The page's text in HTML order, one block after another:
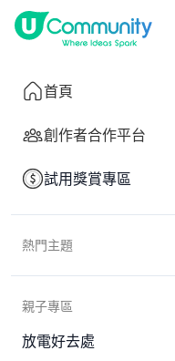
首頁
創作者合作平台
試用獎賞專區
熱門主題
親子專區
放電好去處